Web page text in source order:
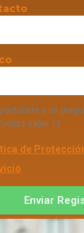
a un
saber 11.
de
Enviar